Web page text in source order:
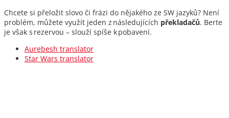
Chcete si přeložit slovo či frázi do nějakého ze SW jazyků? Není
problém, můžete využít jeden z následujících překladačů. Berte
je však s rezervou – slouží spíše k pobavení.
Aurebesh translator
Star Wars translator